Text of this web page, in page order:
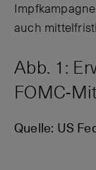
auch
Abb. 1:
FOMC-
Quelle: US